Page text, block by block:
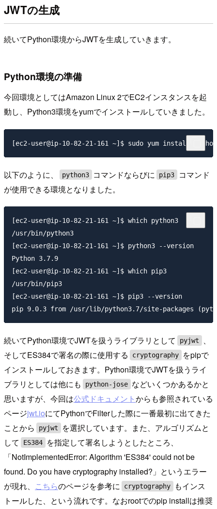
JWTの生成
続いてPython環境からJWTを生成していきます。
Python環境の準備
今回環境としてはAmazon Linux 2でEC2インスタンスを起
動し、Python3環境をyumでインストールしていきました。
以下のように、 python3 コマンドならびに pip3
コマンド
が使用できる環境となりました。
[ec2-user@ip-10-82-21-161 ~]$ which python3
/usr/bin/python3
[ec2-user@ip-10-82-21-161 ~]$ python3 --version
Python 3.7.9
[ec2-user@ip-10-82-21-161 ~]$ which pip3
/usr/bin/pip3
[ec2-user@ip-10-82-21-161 ~]$ pip3 --version
続いてPython環境でJWTを扱うライブラリとして pyjwt
、
そしてES384で署名の際に使用する
cryptography
をpipで
インストールしておきます。Python環境でJWTを扱うライ
ブラリとしては他にも
python-jose などいくつかあるかと
思いますが、今回は公式ドキュメントからも参照されている
ページjwt.ioにてPythonでFilterした際に一番最初に出てきた
ことから
pyjwt
を選択しています。また、アルゴリズムと
して
ES384
を指定して署名しようとしたところ、
「NotImplementedError: Algorithm 'ES384' could not be
found. Do you have cryptography installed?」というエラー
が現れ、 こちらのページを参考に cryptography
もインス
トールした、という流れです。なおrootでのpip installは推奨